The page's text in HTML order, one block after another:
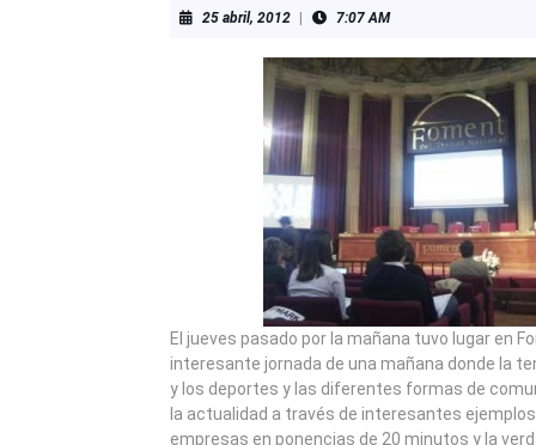
25 abril, 201225
2012
7:07 AM
El jueves pasado por la mañana tuvo lugar en
interesante jornada de una mañana donde la
y los deportes y las diferentes formas de
la actualidad a través de interesantes
empresas en ponencias de 20 minutos y la